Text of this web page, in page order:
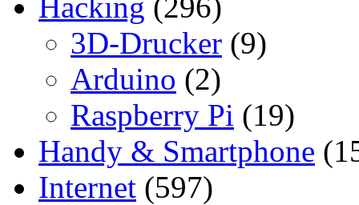
3D-Drucker (9)
Arduino (2)
Raspberry Pi (19)
Handy & Smartphone
Internet (597)